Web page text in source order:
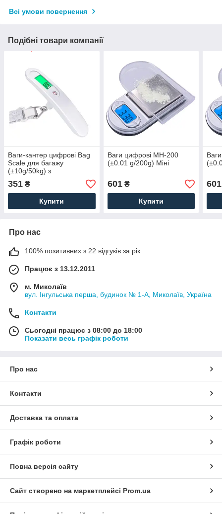
Всі умови повернення
Подібні товари компанії
Ваги-кантер цифрові Bag
Scale для багажу
(±10g/50kg) з
підсвічуванням
351 ₴
Купити
Ваги цифрові MH-200
(±0.01 g/200g) Міні
601₴
Купити
601
Про нас
100% позитивних з 22 відгуків за рік
Працює з 13.12.2011
м. Миколаїв
вул. Інгульська перша, будинок № 1-А, Миколаїв, Україна
Контакти
Сьогодні працює з 08:00 до 18:00
Показати весь графік роботи
Про нас
Контакти
Доставка та оплата
Графік роботи
Повна версія сайту
Сайт створено на маркетплейсі Prom.ua